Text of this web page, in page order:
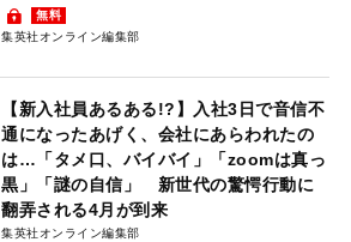
無料
集英社オンライン編集部
【新入社員あるある!?】入社3日で音信不
通になったあげく、会社にあらわれたの
は…「タメ口、バイバイ」「zoomは真っ
黒」「謎の自信」 新世代の驚愕行動に
翻弄される4月が到来
集英社オンライン編集部